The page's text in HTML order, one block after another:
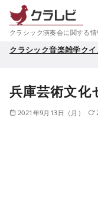
クラシック演奏会に関する情
クラシック音楽雑学ク
兵庫芸術文化
2021年9月13日（月）